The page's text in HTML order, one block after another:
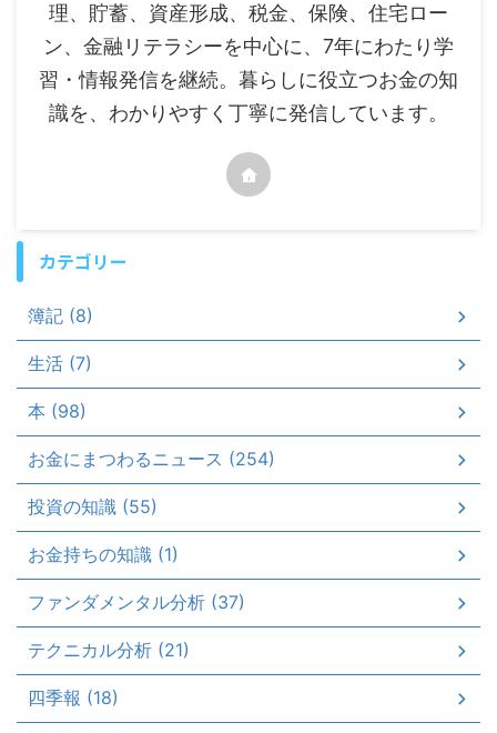
理、貯蓄、資産形成、税金、保険、住宅ロー
ン、金融リテラシーを中心に、7年にわたり学
習・情報発信を継続。暮らしに役立つお金の知
識を、わかりやすく丁寧に発信しています。
カテゴリー
簿記 (8)
生活 (7)
本 (98)
お金にまつわるニュース (254)
投資の知識 (55)
お金持ちの知識 (1)
ファンダメンタル分析 (37)
テクニカル分析 (21)
四季報 (18)